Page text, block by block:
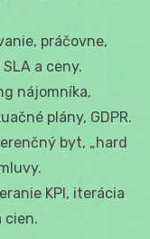
práčovne,
a ceny.
nájomníka,
plány, GDPR.
byt, „hard
KPI, iterácia
cien.